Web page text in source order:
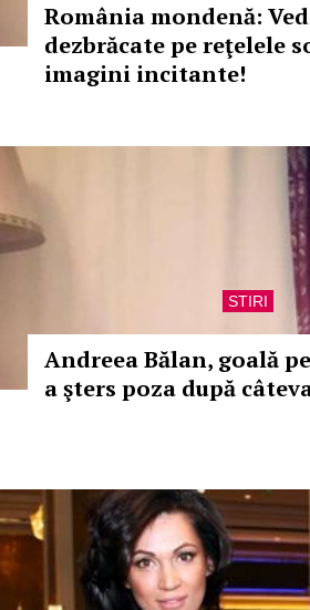
România mondenă:
dezbrăcate pe reţelele
imagini incitante!
STIRI
Andreea Bălan, goală
a şters poza după